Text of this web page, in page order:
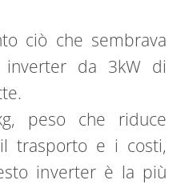
ciò che sembrava
inverter da 3kW di
peso che riduce
trasporto e i costi,
inverter è la più